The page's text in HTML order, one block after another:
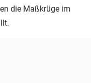
die Maßkrüge im